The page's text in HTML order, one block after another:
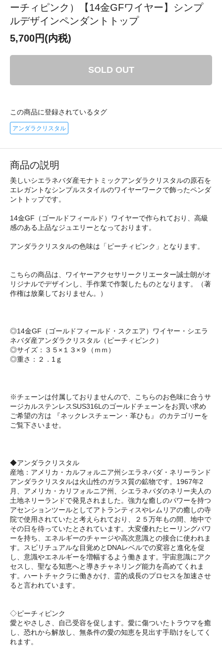
ーチィピンク）【14金GFワイヤー】シンプ
ルデザインペンダントトップ
5,700円(内税)
SOLD OUT
この商品に登録されているタグ
アンダラクリスタル
商品の説明
美しいシエラネバダ産モナトミックアンダラクリスタルの原石を
エレガントなシンプルスタイルのワイヤーワークで飾ったペンダ
ントトップです。
14金GF（ゴールドフィールド）ワイヤーで作られており、高級
感のある上品なジュエリーとなっております。
アンダラクリスタルの色味は「ピーチィピンク」となります。
こちらの商品は、ワイヤーアクセサリークリエーター誠士朗がオ
リジナルでデザインし、手作業で作製したものとなります。（著
作権は放棄しておりません。）
◎14金GF（ゴールドフィールド・スクエア）ワイヤー・シエラ
ネバダ産アンダラクリスタル（ピーチィピンク）
◎サイズ：３５×１３×９（ｍｍ）
◎重さ：２．1ｇ
※チェーンは付属しておりませんので、こちらのお色味に合うサ
ージカルステンレスSUS316Lのゴールドチェーンをお買い求め
ご希望の方は 『ネックレスチェーン・革ひも』 のカテゴリーを
ご覧下さいませ。
◆アンダラクリスタル
産地：アメリカ・カルフォルニア州シエラネバダ・ネリーランド
アンダラクリスタルは火山性のガラス質の鉱物です。1967年2
月、アメリカ・カリフォルニア州、シエラネバダのネリー夫人の
土地ネリーランドで発見されました。強力な癒しのパワーを持つ
アセンションツールとしてアトランティスやレムリアの癒しの寺
院で使用されていたと考えられており、２５万年もの間、地中で
その日を待っていたとされています。大変優れたヒーリングパワ
ーを持ち、エネルギーのチャージや高次意識との接合に使われま
す。スピリチュアルな目覚めとDNAレベルでの変容と進化を促
し、意識やエネルギーを増幅するよう働きます。宇宙意識にアク
セスし、聖なる知恵へと導きチャネリング能力を高めてくれま
す。ハートチャクラに働きかけ、霊的成長のプロセスを加速させ
ると言われています。
◇ピーチィピンク
愛とやさしさ、自己受容を促します。愛に傷ついたトラウマを癒
し、恐れから解放し、無条件の愛の知恵を見出す手助けをしてく
れます。